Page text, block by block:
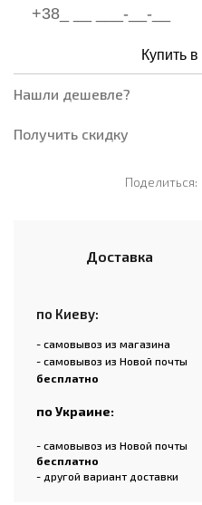
Купить в
Нашли дешевле?
Получить скидку
Поделиться:
Доставка
по Киеву:
- самовывоз из магазина
- самовывоз из Новой почты
бесплатно
по Украине:
- самовывоз из Новой почты
бесплатно
- другой вариант доставки